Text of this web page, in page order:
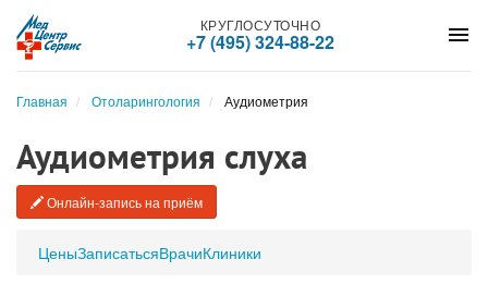
menu
КРУГЛОСУТОЧНО
+7 (495) 324-88-22
Главная Отоларингология Аудиометрия
Аудиометрия слуха
Онлайн-запись на приём
ЦеныЗаписатьсяВрачиКлиники